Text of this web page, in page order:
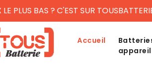
PLUS BAS ? C'EST SUR
Accueil
appareil